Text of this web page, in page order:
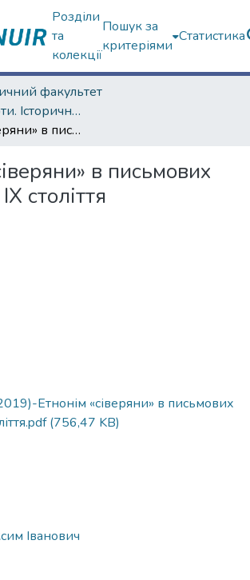
Розділи
та
колекції
Пошук за
критеріями
Статистика
факультет
Наукові роботи. Історичний факультет
Етнонім «сіверяни» в письмових джерелах IX століття
в письмових
століття
Етнонім «сіверяни» в письмових
(756,47 KB)
Іванович